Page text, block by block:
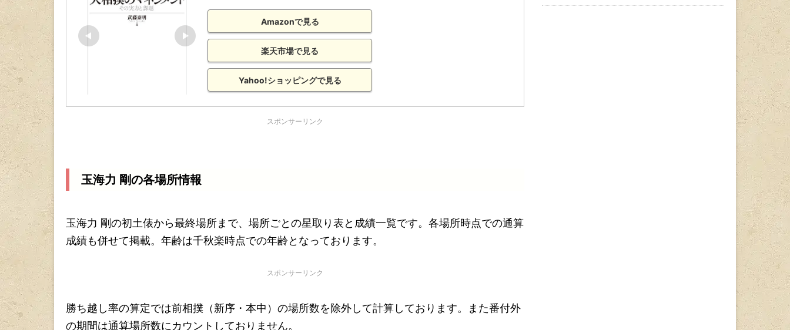
Amazonで見る
楽天市場で見る
Yahoo!ショッピングで見る
スポンサーリンク
玉海力 剛の各場所情報
玉海力 剛の初土俵から最終場所まで、場所ごとの星取り表と成績一覧です。各場所時点での通算
成績も併せて掲載。年齢は千秋楽時点での年齢となっております。
スポンサーリンク
勝ち越し率の算定では前相撲（新序・本中）の場所数を除外して計算しております。また番付外
の期間は通算場所数にカウントしておりません。